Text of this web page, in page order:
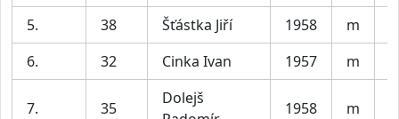
5. 38 Šťástka Jiří 1958 m
6.
32 Cinka Ivan 1957 m
7. 35
Dolejš
1958 m